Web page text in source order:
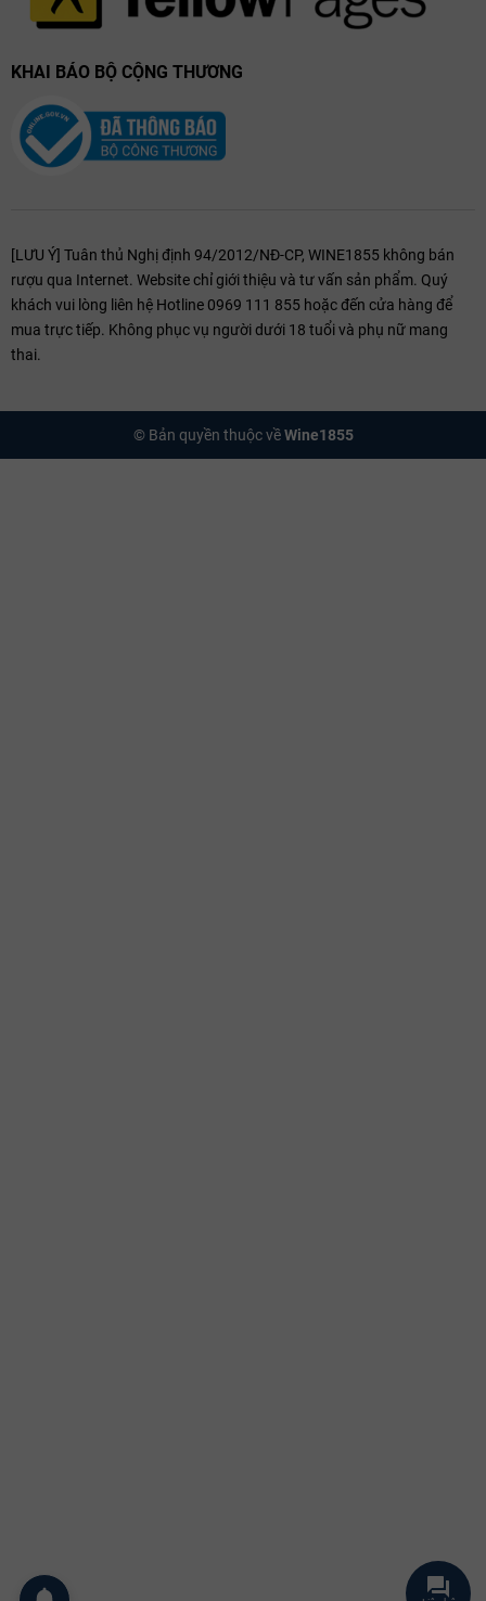
KHAI BÁO BỘ CỘNG THƯƠNG
[LƯU Ý] Tuân thủ Nghị định 94/2012/NĐ-CP, WINE1855 không bán
rượu qua Internet. Website chỉ giới thiệu và tư vấn sản phẩm. Quý
khách vui lòng liên hệ Hotline 0969 111 855 hoặc đến cửa hàng để
mua trực tiếp. Không phục vụ người dưới 18 tuổi và phụ nữ mang
thai.
© Bản quyền thuộc vềWine1855